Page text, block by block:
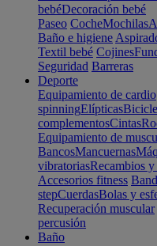
bebéDecoración bebé
Paseo CocheMochilas
Baño e higiene
Textil bebé Cojines
Seguridad Barreras
Deporte
Equipamiento de cardio
spinningElípticas
complementosCintas
Equipamiento de
BancosMancuernas
vibratoriasRecambios
Accesorios fitness
stepCuerdasBolas y
Recuperación muscular
percusión
Baño